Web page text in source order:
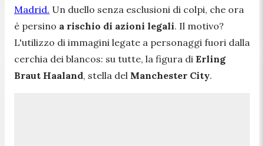
Madrid. Un duello senza esclusioni di colpi, che ora
è persino a rischio di azioni legali. Il motivo?
L'utilizzo di immagini legate a personaggi fuori dalla
cerchia dei blancos: su tutte, la figura di Erling
Braut Haaland, stella del Manchester City.